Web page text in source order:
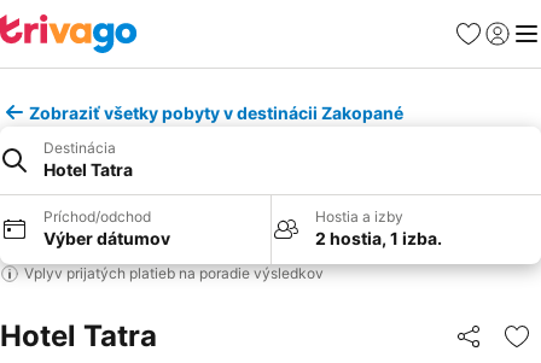
Obľúbené
Zobraziť všetky pobyty v destinácii Zakopané
Destinácia
Hotel Tatra
Príchod/odchod
Výber dátumov
Hostia a izby
2 hostia, 1 izba.
Vplyv prijatých platieb na poradie výsledkov
Hotel Tatra Zdieľať